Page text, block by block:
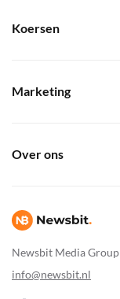
Newsbit Media Group
info@newsbit.nl
Koersen
Marketing
Over ons